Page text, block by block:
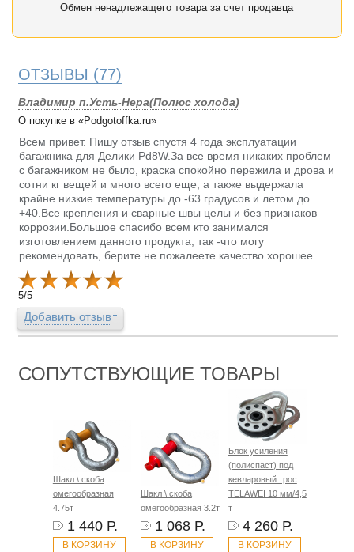
Обмен ненадлежащего товара за счет продавца
ОТЗЫВЫ (77)
Владимир п.Усть-Нера(Полюс холода)
О покупке в «Podgotoffka.ru»
Всем привет. Пишу отзыв спустя 4 года эксплуатации
багажника для Делики Pd8W.За все время никаких проблем
с багажником не было, краска спокойно пережила и дрова и
сотни кг вещей и много всего еще, а также выдержала
крайне низкие температуры до -63 градусов и летом до
+40.Все крепления и сварные швы целы и без признаков
коррозии.Большое спасибо всем кто занимался
изготовлением данного продукта, так -что могу
рекомендовать, берите не пожалеете качество хорошее.
5/5
Добавить отзыв
СОПУТСТВУЮЩИЕ ТОВАРЫ
Шакл \ скоба
омегообразная
4.75т
1 440 Р.
В КОРЗИНУ
Шакл \ скоба
омегообразная 3.2т
1 068 Р.
В КОРЗИНУ
Блок усиления
(полиспаст) под
кевларовый трос
TELAWEI 10 мм/4,5
т
4 260 Р.
В КОРЗИНУ